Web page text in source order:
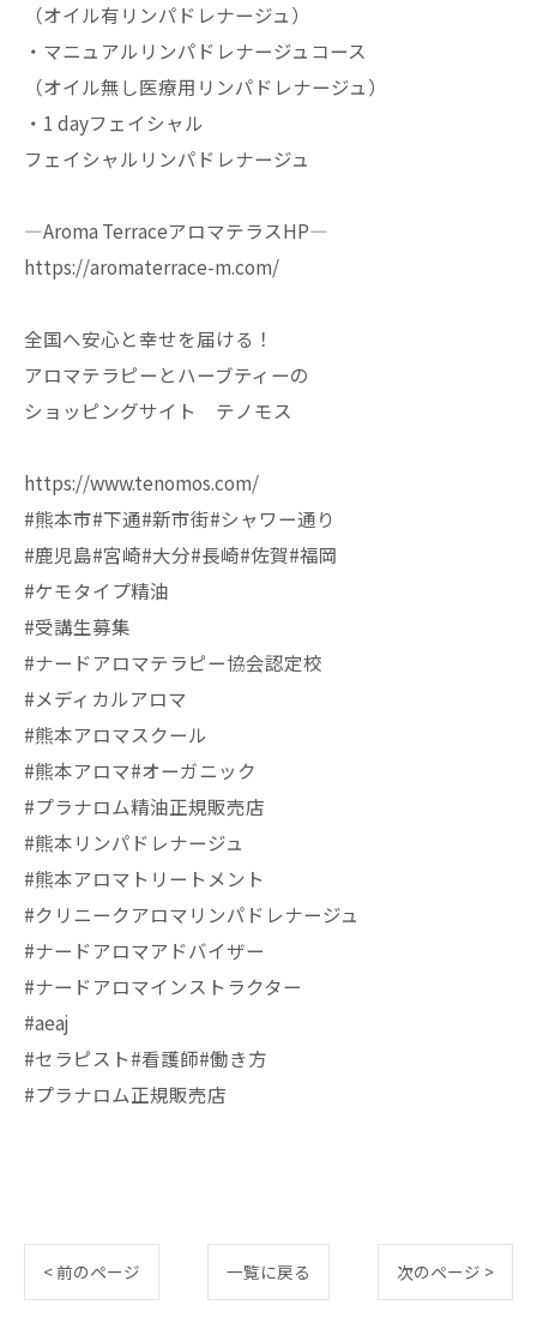
（オイル有リンパドレナージュ）
・マニュアルリンパドレナージュコース
（オイル無し医療用リンパドレナージュ）
・1 dayフェイシャル
フェイシャルリンパドレナージュ
—Aroma TerraceアロマテラスHP—
https://aromaterrace-m.com/
全国へ安心と幸せを届ける！
アロマテラピーとハーブティーの
ショッピングサイト テノモス
https://www.tenomos.com/
#熊本市#下通#新市街#シャワー通り
#鹿児島#宮崎#大分#長崎#佐賀#福岡
#ケモタイプ精油
#受講生募集
#ナードアロマテラピー協会認定校
#メディカルアロマ
#熊本アロマスクール
#熊本アロマ#オーガニック
#プラナロム精油正規販売店
#熊本リンパドレナージュ
#熊本アロマトリートメント
#クリニークアロマリンパドレナージュ
#ナードアロマアドバイザー
#ナードアロマインストラクター
#aeaj
#セラピスト#看護師#働き方
#プラナロム正規販売店
< 前のページ 一覧に戻る 次のページ >